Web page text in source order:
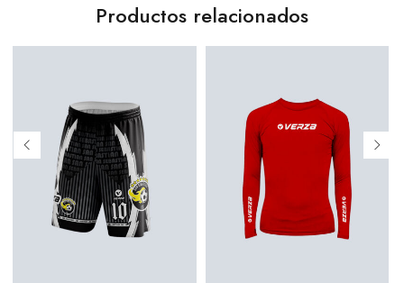
Productos relacionados